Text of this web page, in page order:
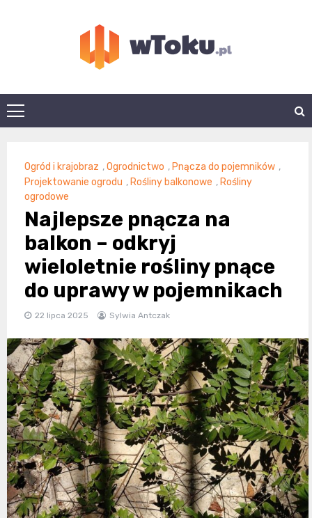
wtoku.pl
Ogród i krajobraz ,Ogrodnictwo , Pnącza do pojemników ,
Projektowanie ogrodu , Rośliny balkonowe , Rośliny
ogrodowe
Najlepsze pnącza na
balkon – odkryj
wieloletnie rośliny pnące
do uprawy w pojemnikach
22 lipca 2025 Sylwia Antczak